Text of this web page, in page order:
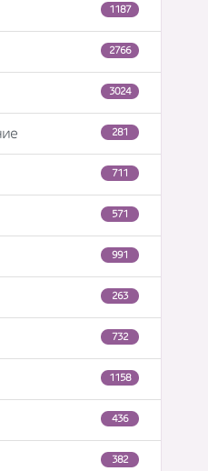
1187
2766
3024
281
711
571
991
263
732
1158
436
382